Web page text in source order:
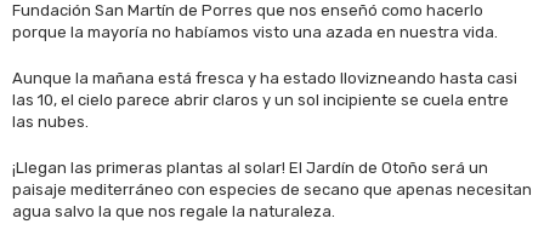
Fundación San Martín de Porres que nos enseñó como hacerlo
porque la mayoría no habíamos visto una azada en nuestra vida.
Aunque la mañana está fresca y ha estado llovizneando hasta casi
las 10, el cielo parece abrir claros y un sol incipiente se cuela entre
las nubes.
¡Llegan las primeras plantas al solar! El Jardín de Otoño será un
paisaje mediterráneo con especies de secano que apenas necesitan
agua salvo la que nos regale la naturaleza.